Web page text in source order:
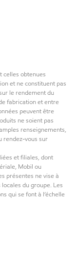
celles obtenues
et ne constituent pas
le rendement du
fabrication et entre
peuvent être
ne soient pas
renseignements,
rendez-vous sur
et filiales, dont
Mobil ou
présentes ne vise à
du groupe. Les
qui se font à l’échelle